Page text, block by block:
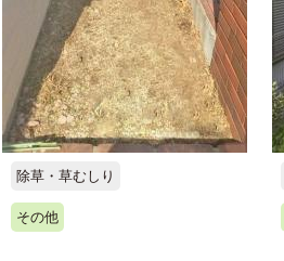
除草・草むしり
その他